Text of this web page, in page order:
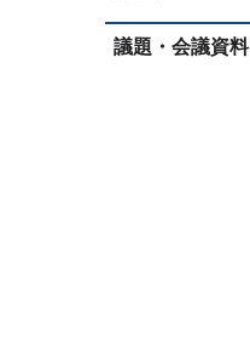
議題・会議資料